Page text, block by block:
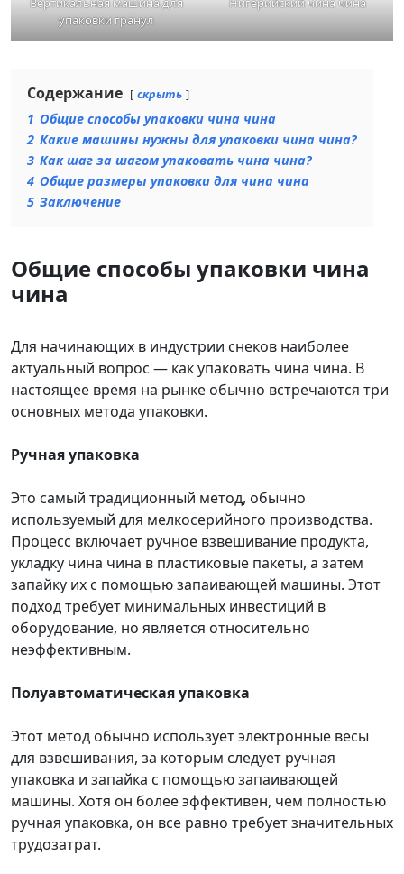
упаковки гранул
Содержание скрыть
1 Общие способы упаковки чина чина
2 Какие машины нужны для упаковки чина чина?
3 Как шаг за шагом упаковать чина чина?
4 Общие размеры упаковки для чина чина
5 Заключение
Общие способы упаковки чина
чина
Для начинающих в индустрии снеков наиболее
актуальный вопрос — как упаковать чина чина. В
настоящее время на рынке обычно встречаются три
основных метода упаковки.
Ручная упаковка
Это самый традиционный метод, обычно
используемый для мелкосерийного производства.
Процесс включает ручное взвешивание продукта,
укладку чина чина в пластиковые пакеты, а затем
запайку их с помощью запаивающей машины. Этот
подход требует минимальных инвестиций в
оборудование, но является относительно
неэффективным.
Полуавтоматическая упаковка
Этот метод обычно использует электронные весы
для взвешивания, за которым следует ручная
упаковка и запайка с помощью запаивающей
машины. Хотя он более эффективен, чем полностью
ручная упаковка, он все равно требует значительных
трудозатрат.